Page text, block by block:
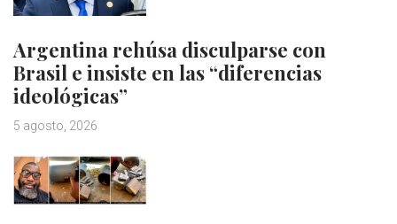
Argentina rehúsa disculparse con
Brasil e insiste en las “diferencias
ideológicas”
5 agosto, 2026